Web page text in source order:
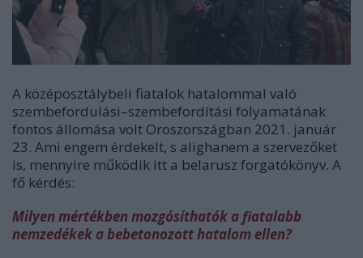
A középosztálybeli fiatalok hatalommal való
szembefordulási–szembefordítási folyamatának
fontos állomása volt Oroszországban 2021. január
23. Ami engem érdekelt, s alighanem a szervezőket
is, mennyire működik itt a belarusz forgatókönyv. A
fő kérdés:
Milyen mértékben mozgósíthatók a fiatalabb
nemzedékek a bebetonozott hatalom ellen?